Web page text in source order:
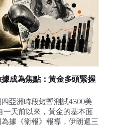
成為焦點：黃金多頭緊握
亞洲時段短暫測試4300美
一天前以來，黃金的基本面
據《衛報》報導，伊朗週三